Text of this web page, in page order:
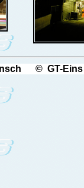
© GT-Eins